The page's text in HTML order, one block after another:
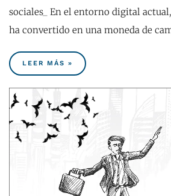
sociales_ En el entorno digital
ha convertido en una moneda de
LEER MÁS »